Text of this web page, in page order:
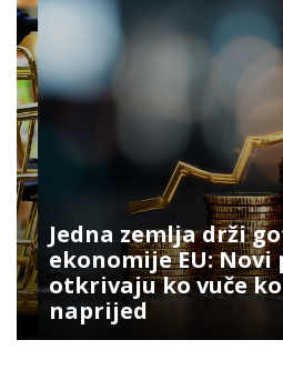
Jedna zemlja drži
ekonomije EU: Novi
otkrivaju ko vuče
naprijed